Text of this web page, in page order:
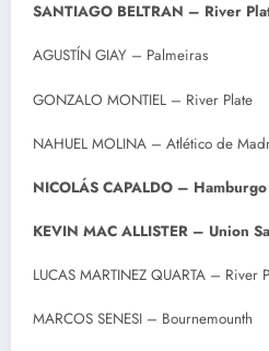
SANTIAGO BELTRAN – River
AGUSTÍN GIAY – Palmeiras
GONZALO MONTIEL – River Plate
NAHUEL MOLINA – Atlético de
NICOLÁS CAPALDO –
KEVIN MAC ALLISTER – Union
LUCAS MARTINEZ QUARTA – River
MARCOS SENESI – Bournemounth